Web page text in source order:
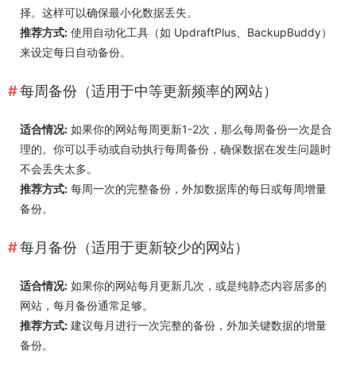
择。这样可以确保最小化数据丢失。
推荐方式: 使用自动化工具（如 UpdraftPlus、BackupBuddy）
来设定每日自动备份。
每周备份（适用于中等更新频率的网站）
适合情况: 如果你的网站每周更新1-2次，那么每周备份一次是合
理的。你可以手动或自动执行每周备份，确保数据在发生问题时
不会丢失太多。
推荐方式: 每周一次的完整备份，外加数据库的每日或每周增量
备份。
每月备份（适用于更新较少的网站）
适合情况: 如果你的网站每月更新几次，或是纯静态内容居多的
网站，每月备份通常足够。
推荐方式: 建议每月进行一次完整的备份，外加关键数据的增量
备份。